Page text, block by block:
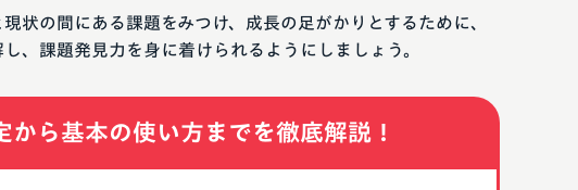
状の間にある課題をみつけ、成長の足がかりとするために、
、課題発見力を身に着けられるようにしましょう。
から基本の使い方までを徹底解説！